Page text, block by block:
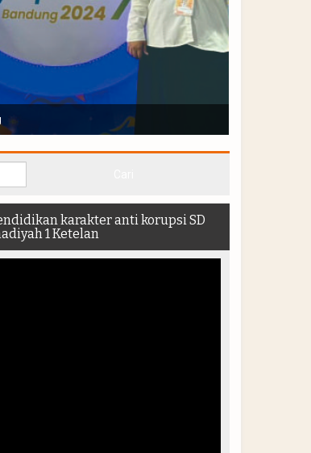
Presiden RI membuka Acara Muktamar
stadion
karakter anti korupsi SD
1 Ketelan